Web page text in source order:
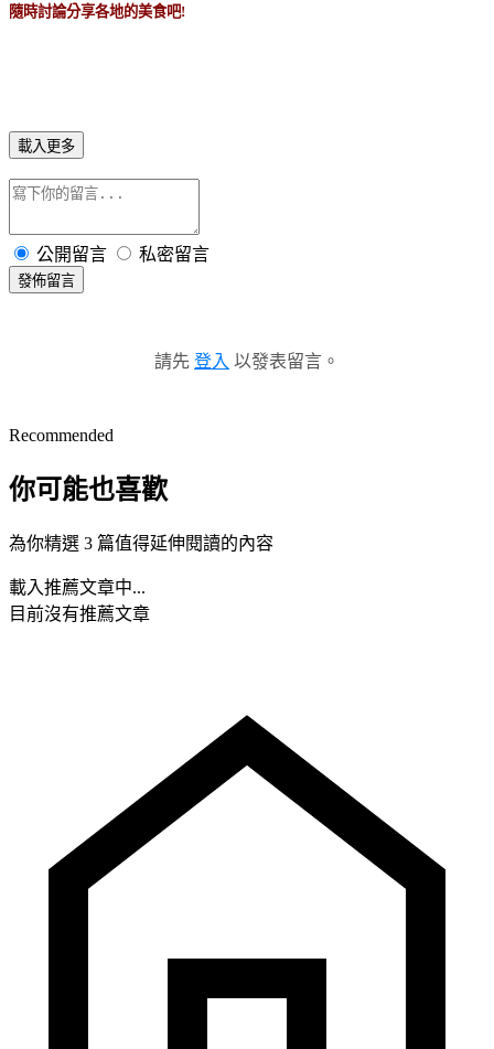
隨時討論分享各地的美食吧!
載入更多
公開留言 私密留言
發佈留言
請先 登入 以發表留言。
Recommended
你可能也喜歡
為你精選 3 篇值得延伸閱讀的內容
載入推薦文章中...
目前沒有推薦文章